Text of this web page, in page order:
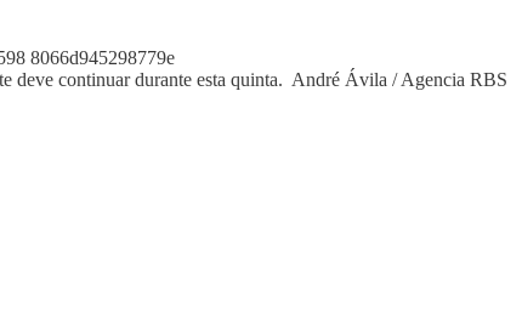
deve continuar durante esta quinta. André Ávila / Agencia RBS